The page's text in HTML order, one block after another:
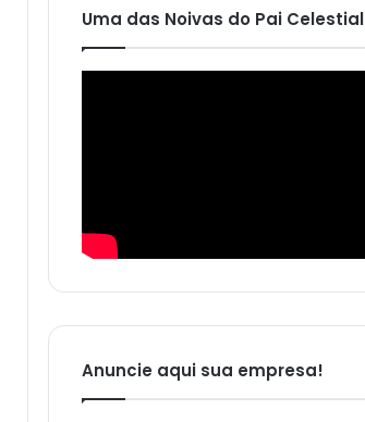
Uma das Noivas do Pai Celestial
Anuncie aqui sua empresa!